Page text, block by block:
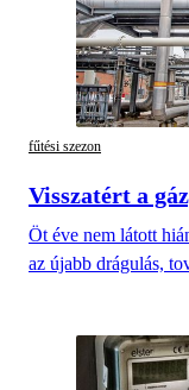
fűtési szezon
Visszatért a
Öt éve nem látott
az újabb drágulás,